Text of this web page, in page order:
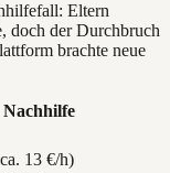
Eltern
doch der Durchbruch
brachte neue
13 €/h)